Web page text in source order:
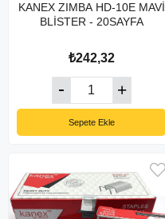
KANEX ZIMBA HD-10E MAVİ
BLİSTER - 20SAYFA
₺242,32
Sepete Ekle